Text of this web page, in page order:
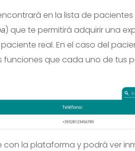
en la lista de
) que te permitirá adquirir una
real. En el caso del
que cada uno de tus
con la plataforma y podrá ver